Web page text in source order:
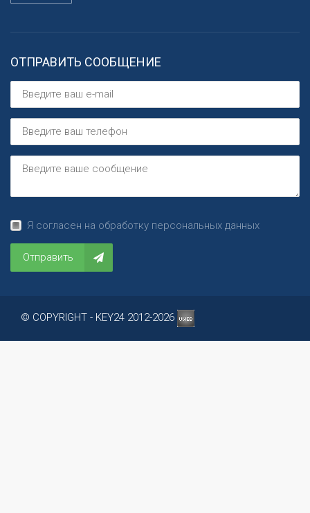
ОТПРАВИТЬ СООБЩЕНИЕ
Я согласен на обработку персональных данных
Отправить
© COPYRIGHT - KEY24 2012-2026